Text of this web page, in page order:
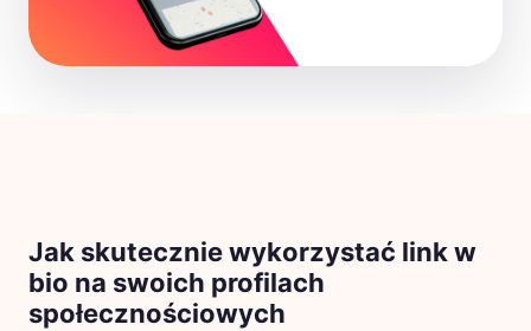
Jak skutecznie wykorzystać link w
bio na swoich profilach
społecznościowych